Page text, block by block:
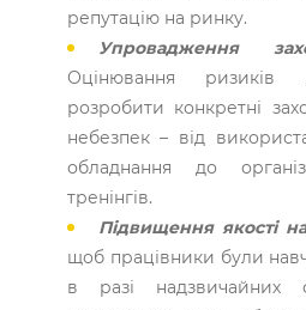
репутацію на ринку.
Упровадження
Оцінювання ризиків
розробити конкретні
небезпек – від
обладнання до
тренінгів.
Підвищення якості
щоб працівники були
в разі надзвичайних